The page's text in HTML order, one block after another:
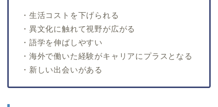
・生活コストを下げられる
・異文化に触れて視野が広がる
・語学を伸ばしやすい
・海外で働いた経験がキャリアにプラスとなる
・新しい出会いがある